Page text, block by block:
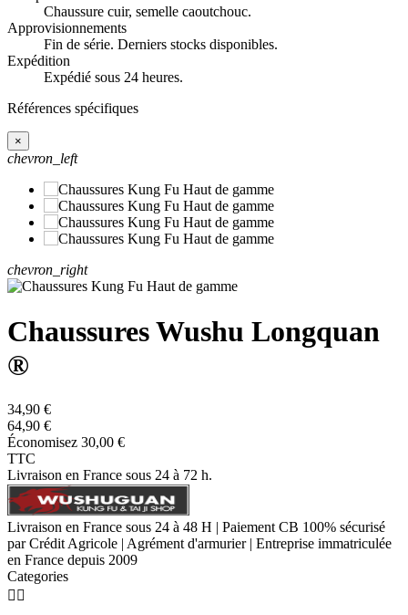
Chaussure cuir, semelle caoutchouc.
Approvisionnements
Fin de série. Derniers stocks disponibles.
Expédition
Expédié sous 24 heures.
Références spécifiques
×
chevron_left
chevron_right
Chaussures Wushu Longquan
®
34,90 €
64,90 €
Économisez 30,00 €
TTC
Livraison en France sous 24 à 72 h.
Livraison en France sous 24 à 48 H | Paiement CB 100% sécurisé
par Crédit Agricole | Agrément d'armurier | Entreprise immatriculée
en France depuis 2009
Categories
 